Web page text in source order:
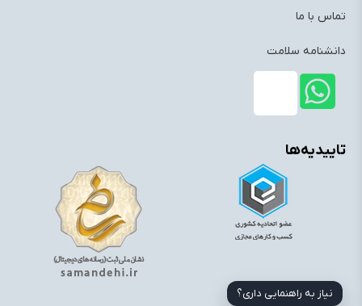
تماس با ما
دانشنامه سلامت
تاییدیه‌ها
نیاز به راهنمایی داری؟